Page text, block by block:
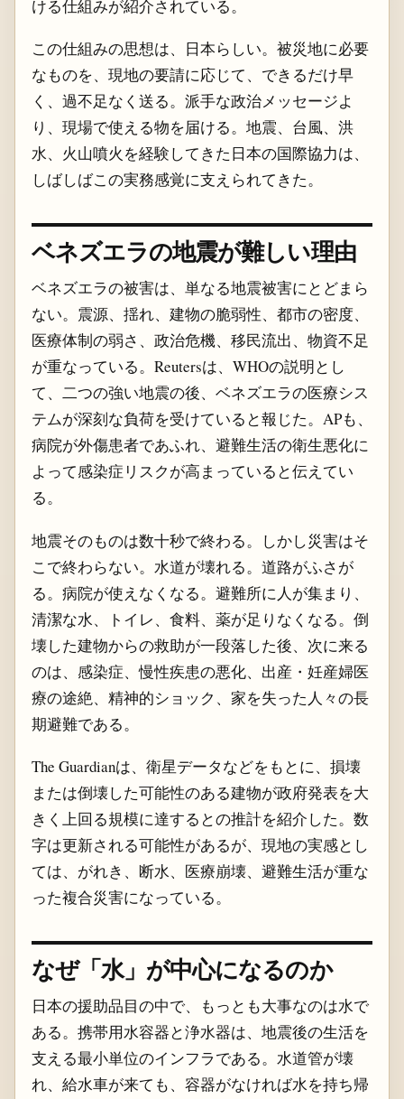
ける仕組みが紹介されている。
この仕組みの思想は、日本らしい。被災地に必要
なものを、現地の要請に応じて、できるだけ早
く、過不足なく送る。派手な政治メッセージよ
り、現場で使える物を届ける。地震、台風、洪
水、火山噴火を経験してきた日本の国際協力は、
しばしばこの実務感覚に支えられてきた。
ベネズエラの地震が難しい理由
ベネズエラの被害は、単なる地震被害にとどまら
ない。震源、揺れ、建物の脆弱性、都市の密度、
医療体制の弱さ、政治危機、移民流出、物資不足
が重なっている。Reutersは、WHOの説明とし
て、二つの強い地震の後、ベネズエラの医療シス
テムが深刻な負荷を受けていると報じた。APも、
病院が外傷患者であふれ、避難生活の衛生悪化に
よって感染症リスクが高まっていると伝えてい
る。
地震そのものは数十秒で終わる。しかし災害はそ
こで終わらない。水道が壊れる。道路がふさが
る。病院が使えなくなる。避難所に人が集まり、
清潔な水、トイレ、食料、薬が足りなくなる。倒
壊した建物からの救助が一段落した後、次に来る
のは、感染症、慢性疾患の悪化、出産・妊産婦医
療の途絶、精神的ショック、家を失った人々の長
期避難である。
The Guardianは、衛星データなどをもとに、損壊
または倒壊した可能性のある建物が政府発表を大
きく上回る規模に達するとの推計を紹介した。数
字は更新される可能性があるが、現地の実感とし
ては、がれき、断水、医療崩壊、避難生活が重な
った複合災害になっている。
なぜ「水」が中心になるのか
日本の援助品目の中で、もっとも大事なのは水で
ある。携帯用水容器と浄水器は、地震後の生活を
支える最小単位のインフラである。水道管が壊
れ、給水車が来ても、容器がなければ水を持ち帰